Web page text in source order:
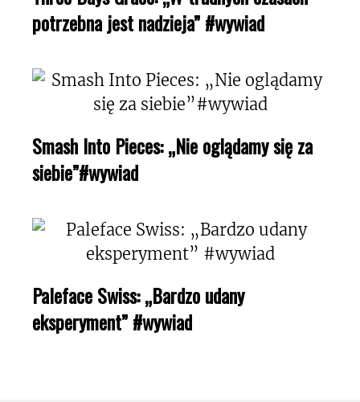
potrzebna jest nadzieja” #wywiad
Smash Into Pieces: „Nie oglądamy się za
siebie”#wywiad
Paleface Swiss: „Bardzo udany
eksperyment” #wywiad